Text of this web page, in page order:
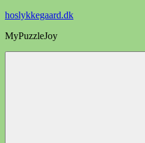
Videre
indhold
hoslykkegaard.dk
MyPuzzleJoy